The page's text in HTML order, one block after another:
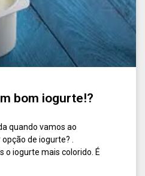
bom iogurte!?
quando vamos ao
de iogurte? .
o iogurte mais colorido. É